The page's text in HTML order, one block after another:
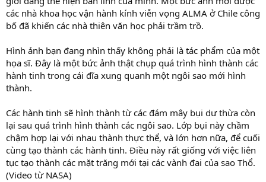
các nhà khoa học vận hành kính viễn vọng ALMA ở Chile công
bố đã khiến các nhà thiên văn học phải trầm trồ.
Hình ảnh bạn đang nhìn thấy không phải là tác phẩm của một
họa sĩ. Đây là một bức ảnh thật chụp quá trình hình thành các
hành tinh trong cái đĩa xung quanh một ngôi sao mới hình
thành.
Các hành tinh sẽ hình thành từ các đám mây bụi dư thừa còn
lại sau quá trình hình thành các ngôi sao. Lớp bụi này chầm
chậm hợp lại với nhau thành thực thể, và lớn hơn nữa, để cuối
cùng tạo thành các hành tinh. Điều này rất giống với việc liên
tục tạo thành các mặt trăng mới tại các vành đai của sao Thổ.
(Video từ NASA)